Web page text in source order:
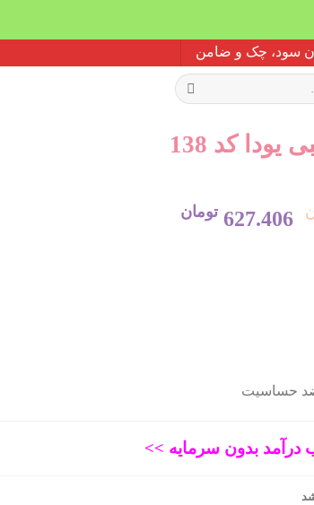
کد 138
قیمت
بود.
627.406 تومان
ضد حساسیت
بدون سرمایه >>